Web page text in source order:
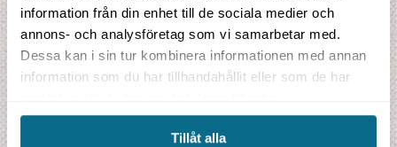
information från din enhet till de sociala medier och
annons- och analysföretag som vi samarbetar med.
Dessa kan i sin tur kombinera informationen med annan
information som du har tillhandahållit eller som de har
Tillåt alla
Indikationspris
42 350 SEK
Detta ingår i priset:
Flyg från Skandinavien i t/r i ekonomiklass